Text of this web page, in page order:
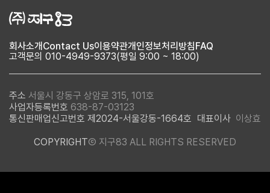
회사소개 Contact Us이용약관개인정보처리방침FAQ
고객문의 010-4949-9373(평일 9:00 ~ 18:00)
주소 서울시 강동구 상암로 315, 101호
사업자등록번호 638-87-03123
통신판매업신고번호 제2024-서울강동-1664호 대표이사 이상효
COPYRIGHTⒸ 지구83 ALL RIGHTS RESERVED